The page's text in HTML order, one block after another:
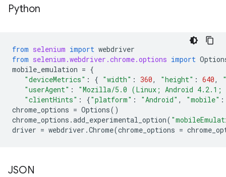
Python
from selenium import webdriver
from selenium.webdriver.chrome.options import
mobile_emulation = {
"deviceMetrics" : { "width" : 360, "height" : 640,
"userAgent" :
"Mozilla/5.0 (Linux; Android 4.2.1;
"clientHints" : {"platform" : "Android" , "mobile" :
chrome_options = Options()
chrome_options .add_experimental_option(
driver = webdriver .Chrome(chrome_options =
JSON